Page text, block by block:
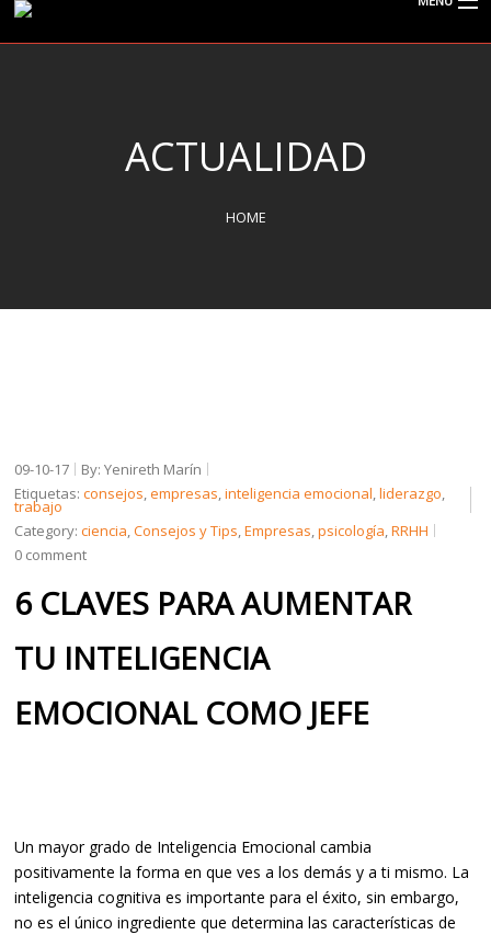
CREDENCIALES
ACTUALIDAD
HOME
09-10-17
By: Yenireth Marín
Etiquetas:consejos,empresas,inteligencia emocional,liderazgo,
trabajo
Category:ciencia,Consejos y Tips,Empresas,psicología,RRHH
0 comment
6 CLAVES PARA AUMENTAR
TU INTELIGENCIA
EMOCIONAL COMO JEFE
Un mayor grado de Inteligencia Emocional cambia
positivamente la forma en que ves a los demás y a ti mismo. La
inteligencia cognitiva es importante para el éxito, sin embargo,
no es el único ingrediente que determina las características de